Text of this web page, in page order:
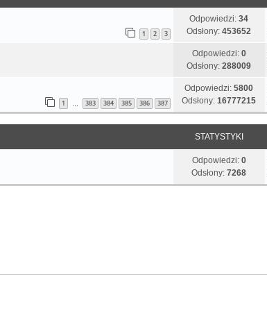
1 2 3
Odpowiedzi:34
Odsłony:453652
Odpowiedzi: 0
Odsłony:288009
1 383 384 385 386 387
Odpowiedzi:5800
Odsłony:16777215
STATYSTYKI
Odpowiedzi: 0
Odsłony:7268